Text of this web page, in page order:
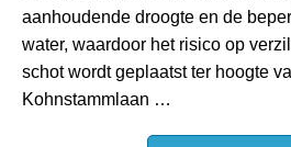
aanhoudende droogte en de
water, waardoor het risico op
schot wordt geplaatst ter hoogte
Kohnstammlaan …